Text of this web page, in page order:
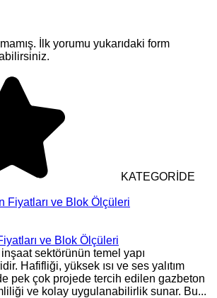
İlk yorumu yukarıdaki form
KATEGORİDE
ve Blok Ölçüleri
sektörünün temel yapı
Hafifliği, yüksek ısı ve ses yalıtım
pek çok projede tercih edilen gazbeton
ve kolay uygulanabilirlik sunar. Bu...